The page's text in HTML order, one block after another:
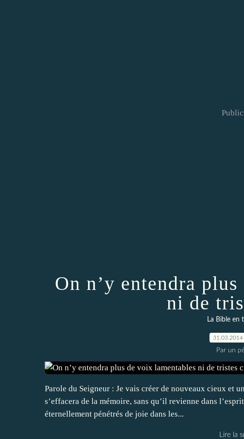
On n’y entendra
ni de
La Bible en
31.03.2014
Par un
Parole du Seigneur : Je vais créer de nouveaux cieux et
s’effacera de la mémoire, sans qu’il revienne dans
éternellement pénétrés de joie dans les...
Lire la